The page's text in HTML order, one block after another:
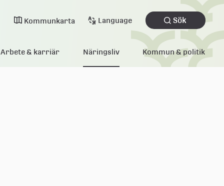
Kommunkarta Language Sök
Arbete & karriär Näringsliv Kommun & politik